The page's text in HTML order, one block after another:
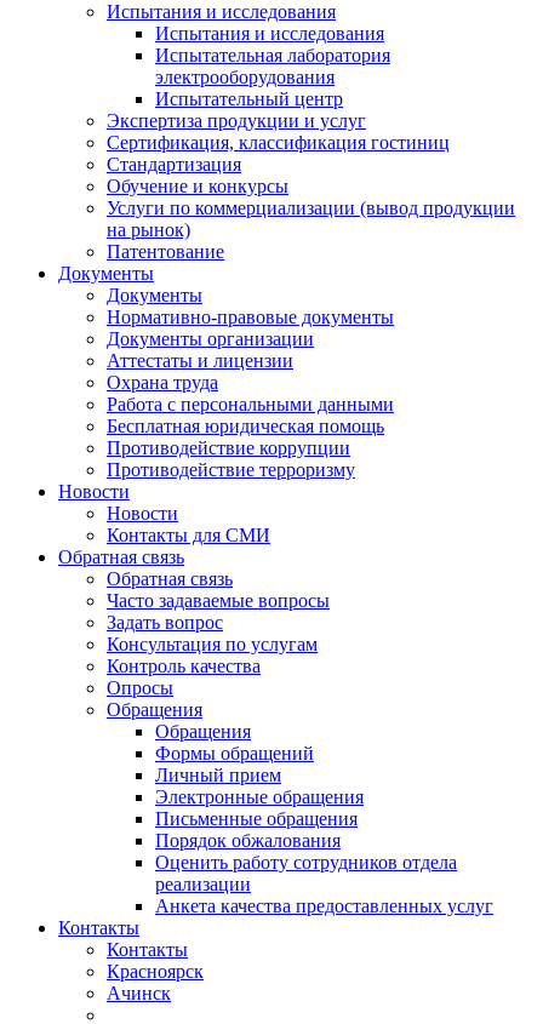
Испытания и исследования
Испытания и исследования
Испытательная лаборатория
электрооборудования
Испытательный центр
Экспертиза продукции и услуг
Сертификация, классификация гостиниц
Стандартизация
Обучение и конкурсы
Услуги по коммерциализации (вывод продукции
на рынок)
Патентование
Документы
Документы
Нормативно-правовые документы
Документы организации
Аттестаты и лицензии
Охрана труда
Работа с персональными данными
Бесплатная юридическая помощь
Противодействие коррупции
Противодействие терроризму
Новости
Новости
Контакты для СМИ
Обратная связь
Обратная связь
Часто задаваемые вопросы
Задать вопрос
Консультация по услугам
Контроль качества
Опросы
Обращения
Обращения
Формы обращений
Личный прием
Электронные обращения
Письменные обращения
Порядок обжалования
Оценить работу сотрудников отдела
реализации
Анкета качества предоставленных услуг
Контакты
Контакты
Красноярск
Ачинск